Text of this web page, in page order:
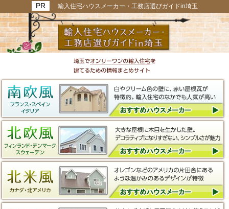
輸入住宅ハウスメーカー・工務店選びガイドin埼玉